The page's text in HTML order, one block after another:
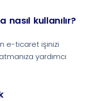
kullanılır?
e-ticaret işinizi
yardımcı